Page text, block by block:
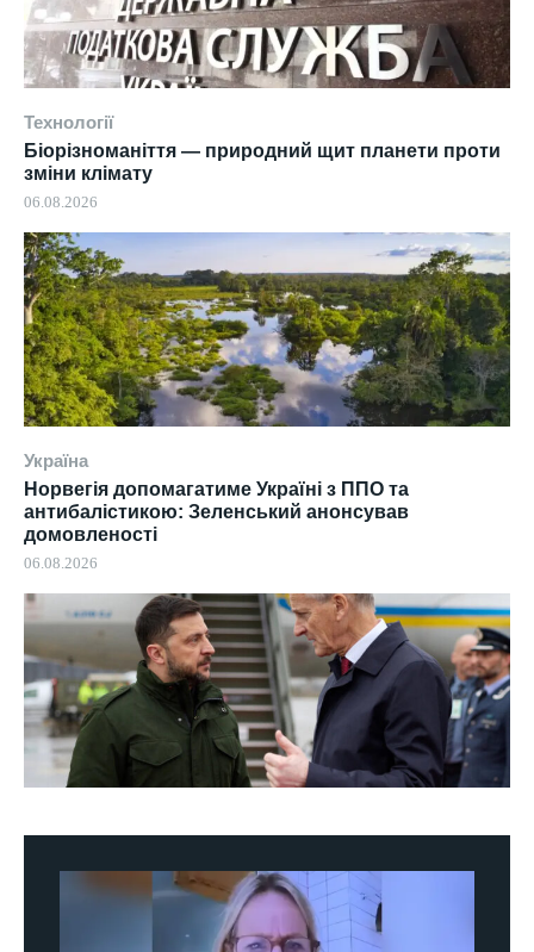
Технології
Біорізноманіття — природний щит планети проти
зміни клімату
06.08.2026
Україна
Норвегія допомагатиме Україні з ППО та
антибалістикою: Зеленський анонсував
домовленості
06.08.2026